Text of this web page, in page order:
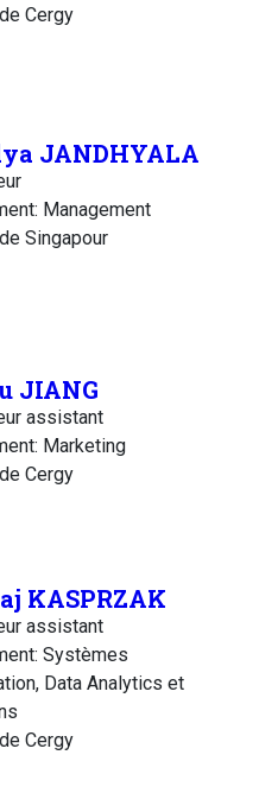
Cergy
JANDHYALA
Management
Singapour
JIANG
assistant
Marketing
Cergy
KASPRZAK
assistant
Systèmes
Data Analytics et
Cergy